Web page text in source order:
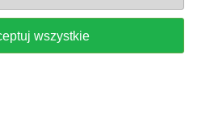
wersję strony
Shoper Premium
wszystkie